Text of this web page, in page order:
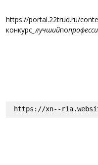
https://portal.22trud.ru/
конкурс _лучшийпо
https://xn--